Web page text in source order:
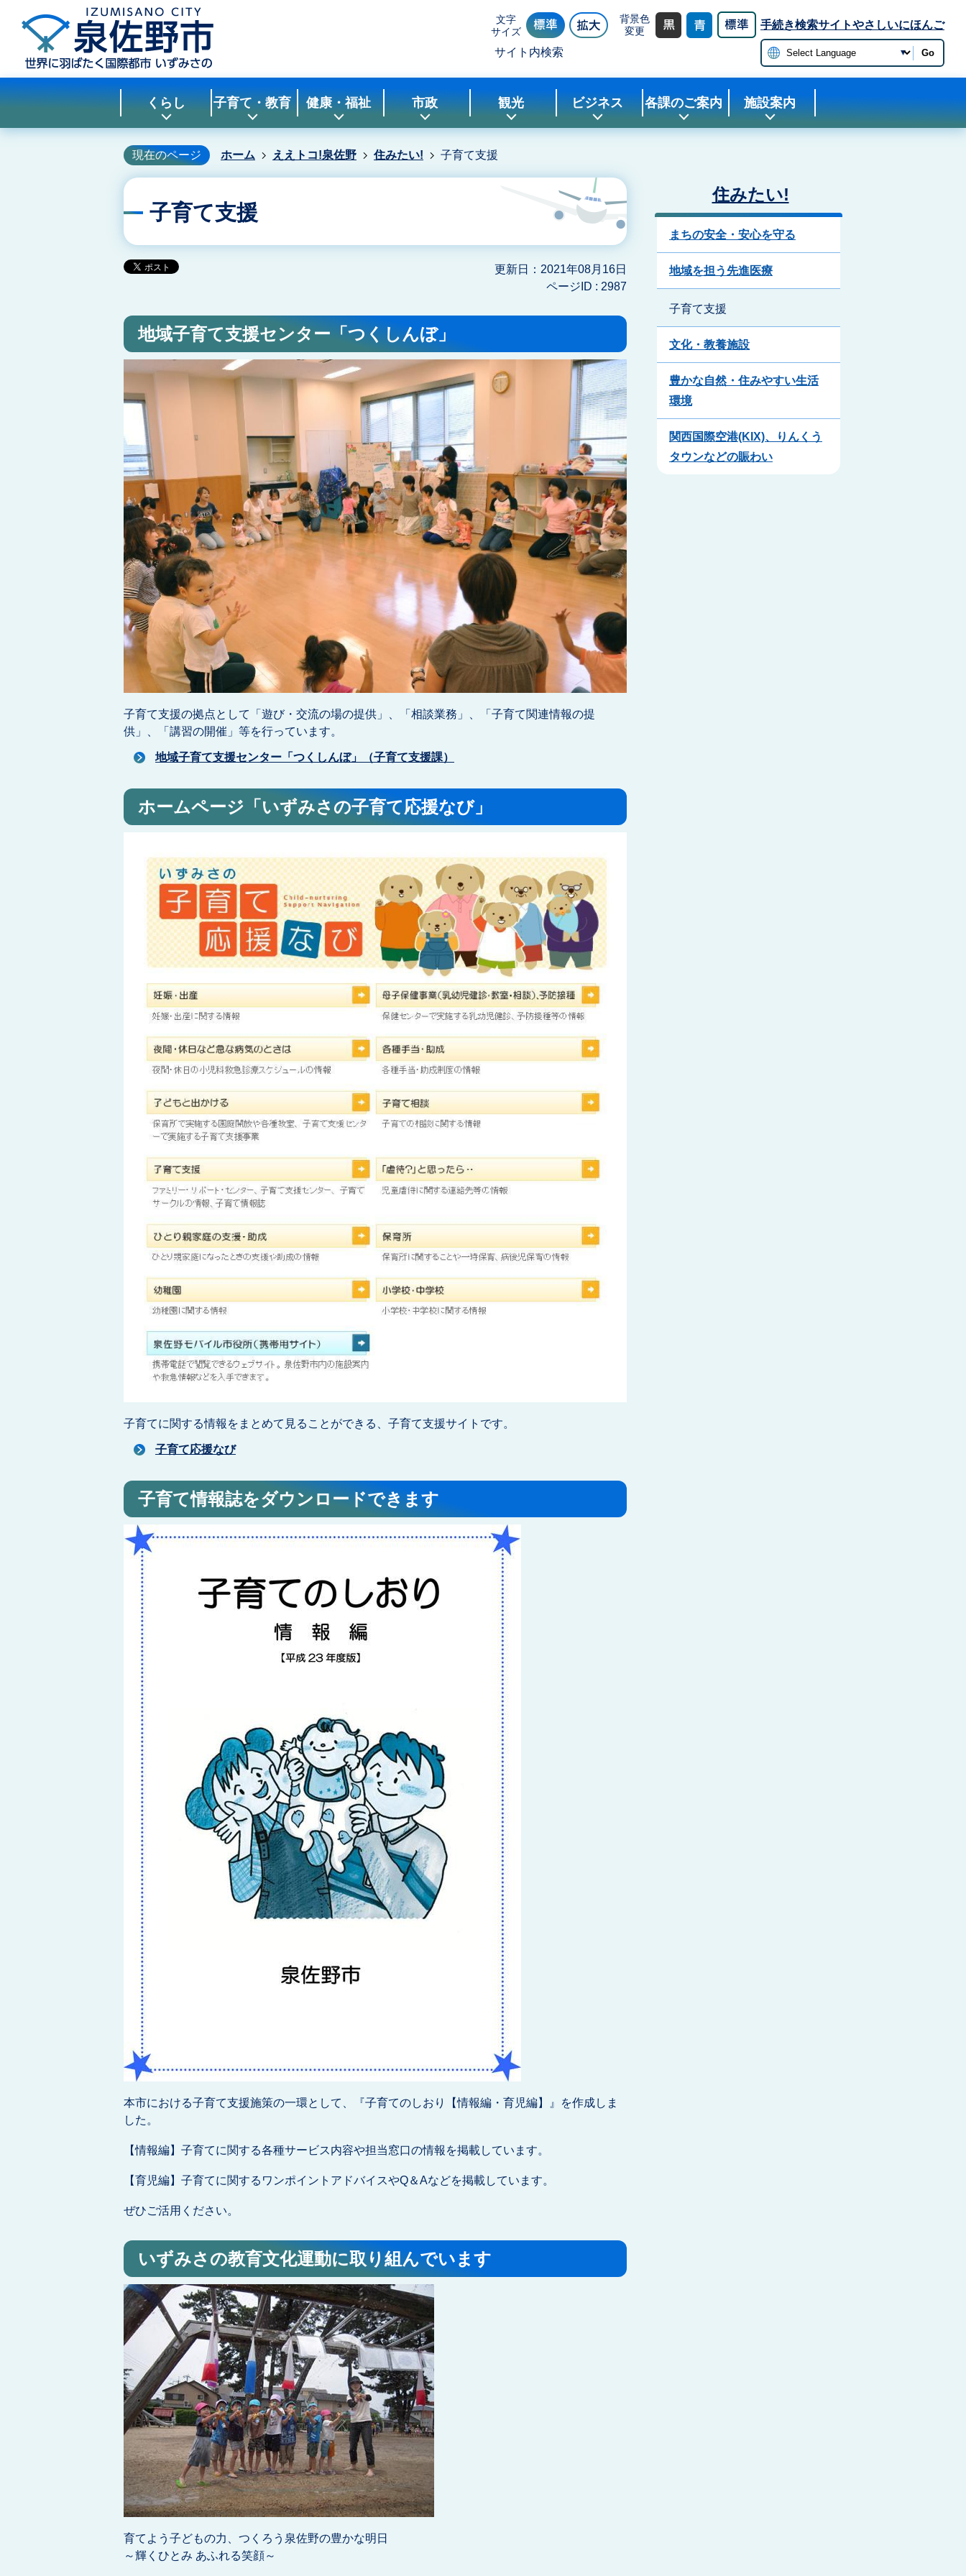
文字
サイズ
背景色
変更
手続き検索サイトやさしいにほんご
サイト内検索 Go
くらし 子育て・教育 健康・福祉 市政 観光 ビジネス 各課のご案内 施設案内
現在のページ ホーム ええトコ!泉佐野 住みたい! 子育て支援
子育て支援
更新日：2021年08月16日
ページID : 2987
地域子育て支援センター「つくしんぼ」
子育て支援の拠点として「遊び・交流の場の提供」、「相談業務」、「子育て関連情報の提
供」、「講習の開催」等を行っています。
地域子育て支援センター「つくしんぼ」（子育て支援課）
ホームページ「いずみさの子育て応援なび」
子育てに関する情報をまとめて見ることができる、子育て支援サイトです。
子育て応援なび
子育て情報誌をダウンロードできます
本市における子育て支援施策の一環として、『子育てのしおり【情報編・育児編】』を作成しま
した。
【情報編】子育てに関する各種サービス内容や担当窓口の情報を掲載しています。
【育児編】子育てに関するワンポイントアドバイスやQ＆Aなどを掲載しています。
ぜひご活用ください。
いずみさの教育文化運動に取り組んでいます
育てよう子どもの力、つくろう泉佐野の豊かな明日
～輝くひとみ あふれる笑顔～
住みたい!
まちの安全・安心を守る
地域を担う先進医療
子育て支援
文化・教養施設
豊かな自然・住みやすい生活
環境
関西国際空港(KIX)、りんくう
タウンなどの賑わい